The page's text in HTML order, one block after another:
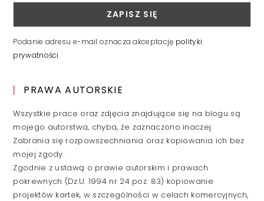
Podanie adresu e-mail oznacza akceptację polityki
prywatności.
PRAWA AUTORSKIE
Wszystkie prace oraz zdjęcia znajdujące się na blogu są
mojego autorstwa, chyba, że zaznaczono inaczej.
Zabrania się rozpowszechniania oraz kopiowania ich bez
mojej zgody.
Zgodnie z ustawą o prawie autorskim i prawach
pokrewnych (Dz.U. 1994 nr 24 poz. 83) kopiowanie
projektów kartek, w szczególności w celach komercyjnych,